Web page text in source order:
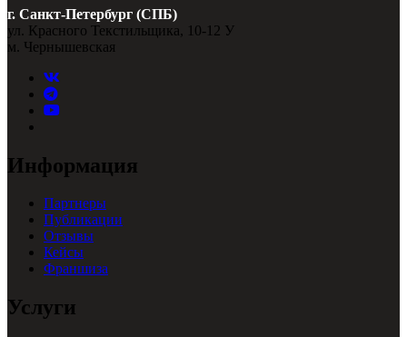
г. Санкт-Петербург (СПБ)
ул. Красного Текстильщика, 10-12 У
м. Чернышевская
Информация
Партнеры
Публикации
Отзывы
Кейсы
Франшиза
Услуги